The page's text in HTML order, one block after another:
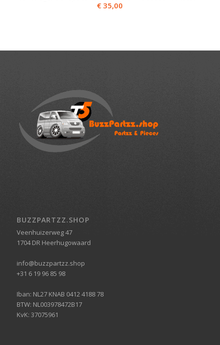
€ 35,00
BUZZPARTZZ.SHOP
Veenhuizerweg 47
1704 DR Heerhugowaard
info@buzzpartzz.shop
+31 6 19 96 85 98
Iban: NL27 KNAB 0412 4188 78
BTW: NL003978472B17
KvK: 37075961